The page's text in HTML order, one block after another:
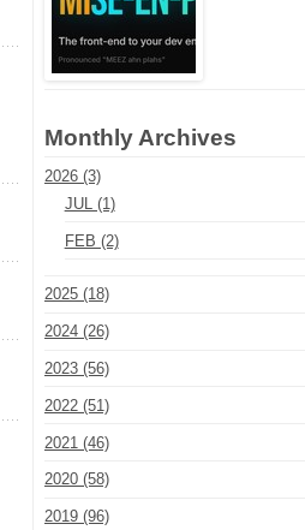
Monthly Archives
2026 (3)
JUL (1)
FEB (2)
2025 (18)
2024 (26)
2023 (56)
2022 (51)
2021 (46)
2020 (58)
2019 (96)